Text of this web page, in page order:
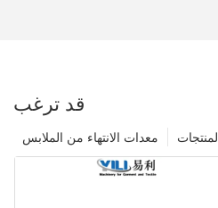
قد ترغب
معدات الانتهاء من الملابس